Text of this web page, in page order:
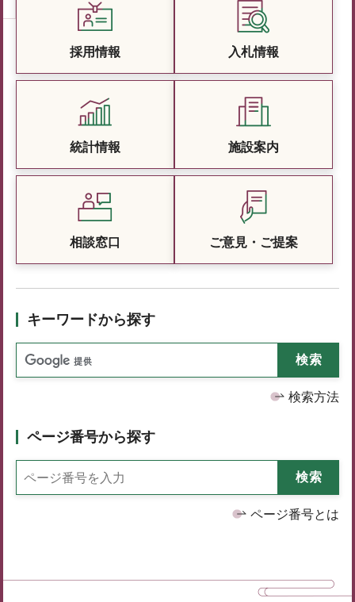
採用情報 入札情報
統計情報 施設案内
相談窓口 ご意見・ご提案
キーワードから探す
検索方法
ページ番号から探す
ページ番号とは